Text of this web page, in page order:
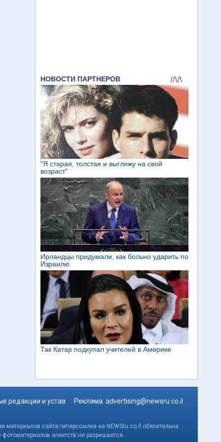
редакции и устав Реклама: advertising@newsru.co.il
сайта гиперссылка на NEWSru.co.il обязательна.
агентств не разрешается.